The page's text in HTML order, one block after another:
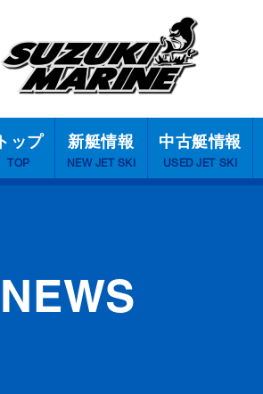
トップ
TOP
新艇情報
NEW JET SKI
中古艇情報
USED JET SKI
NEWS